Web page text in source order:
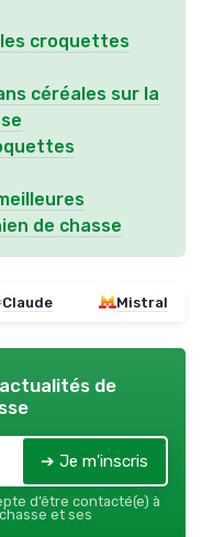
croquettes
céréales sur la
de chasse
Claude Mistral
de
➔ Je m'inscris
d’être contacté(e) à
et ses